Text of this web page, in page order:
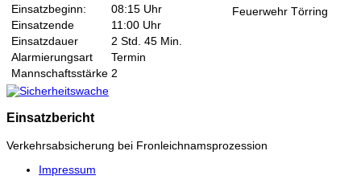
Einsatzbeginn:
08:15 Uhr
Einsatzende
11:00 Uhr
Einsatzdauer
2 Std. 45 Min.
Alarmierungsart
Termin
Mannschaftsstärke 2
Feuerwehr Törring
Einsatzbericht
Verkehrsabsicherung bei Fronleichnamsprozession
Impressum